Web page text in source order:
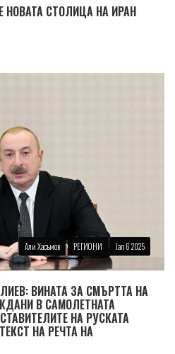
СТОЛИЦА НА ИРАН
Али Хасъмов РЕГИОНИ Jan 6 2025
ВИНАТА ЗА СМЪРТТА НА
В САМОЛЕТНАТА
НА РУСКАТА
НА РЕЧТА НА